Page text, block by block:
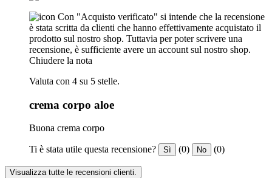
Con "Acquisto verificato" si intende che la recensione
è stata scritta da clienti che hanno effettivamente acquistato il
prodotto sul nostro shop. Tuttavia per poter scrivere una
recensione, è sufficiente avere un account sul nostro shop.
Chiudere la nota
Valuta con 4 su 5 stelle.
crema corpo aloe
Buona crema corpo
Ti è stata utile questa recensione? Sì (0) No (0)
Visualizza tutte le recensioni clienti.